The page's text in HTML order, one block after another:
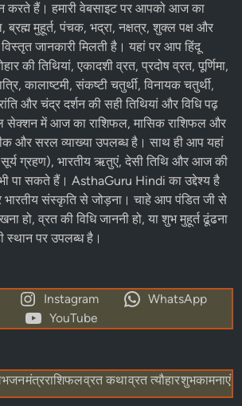
करते हैं। हमारी वेबसाइट पर आपको आज का
ब्रह्म मुहूर्त, पंचक, भद्रा, नक्षत्र, शुक्ल पक्ष और
जानकारी मिलती है। यहां पर आप हिंदू
की तिथियां,एकादशी व्रत, प्रदोष व्रत, पूर्णिमा,
कालाष्टमी, संकष्टी चतुर्थी, विनायक चतुर्थी,
और चंद्र दर्शन की सही तिथियां और विधि पढ़
सेक्शन मेंआज का राशिफल, मासिक राशिफल और
और सरल व्याख्या उपलब्ध है। साथ ही आप यहां
ग्रहण), भारतीय ऋतुएं, देसी तिथि और आज की
पा सकते हैं। AsthaGuru Hindi का उद्देश्य है
भारतीय संस्कृति से जोड़ना। चाहे आप पंडित जी से
हो, व्रत की विधि जाननी हो, या शुभ मुहूर्त ढूंढना
स्थान पर उपलब्ध है।
Instagram
WhatsApp
YouTube
भजनमंत्रराशिफलव्रत कथाव्रत त्यौहारशुभकामनाएं